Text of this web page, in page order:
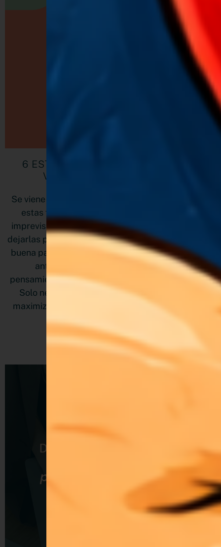
6 ESTRATEGIAS PARA MAXIMIZAR
VENTAS EN BLACK FRIDAY
Se viene el Black Friday y el Cyber Monday y con
estas fechas, un montón de trabajo, estrés e
imprevistos que, si lo analizamos mucho, provoca
dejarlas pasar. Seguro piensas: “cualquier fecha es
buena para vender”, o “el próximo año comenzaré
antes”. Si has tenido algunos de estos
pensamientos, es hora de darle un nuevo enfoque.
Solo necesitas implementar estrategias para
maximizar ventas y aprovechar esta temporada.
LEER MÁS »